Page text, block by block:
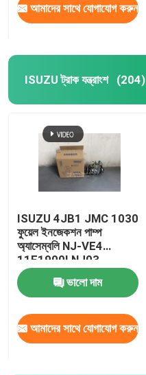
আমাদের সাথে যোগাযোগ করুন
ISUZU ট্রাক যন্ত্রাংশ (204)
ISUZU 4JB1 JMC 1030
ফুয়েল ইনজেকশন পাম্প
অ্যাসেম্বলি NJ-VE4
11F1900LNJ03
ভালো দাম
আমাদের সাথে যোগাযোগ করুন